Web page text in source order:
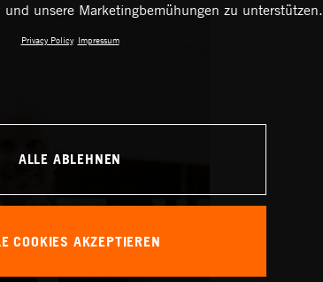
unsere Marketingbemühungen zu unterstützen.
Privacy Policy Impressum
ALLE ABLEHNEN
COOKIES AKZEPTIEREN